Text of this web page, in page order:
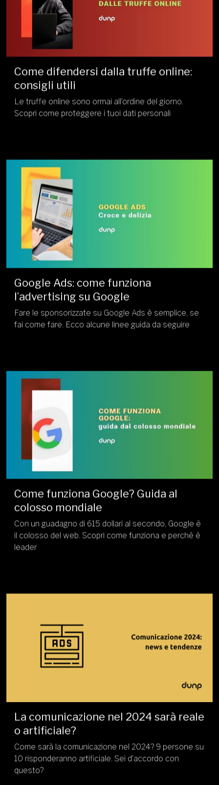
Come difendersi dalla truffe online:
consigli utili
Le truffe online sono ormai all’ordine del giorno.
Scopri come proteggere i tuoi dati personali
Google Ads: come funziona
l’advertising su Google
Fare le sponsorizzate su Google Ads è semplice, se
fai come fare. Ecco alcune linee guida da seguire
Come funziona Google? Guida al
colosso mondiale
Con un guadagno di 615 dollari al secondo, Google è
il colosso del web. Scopri come funziona e perché è
leader
La comunicazione nel 2024 sarà reale
o artificiale?
Come sarà la comunicazione nel 2024? 9 persone su
10 risponderanno artificiale. Sei d’accordo con
questo?